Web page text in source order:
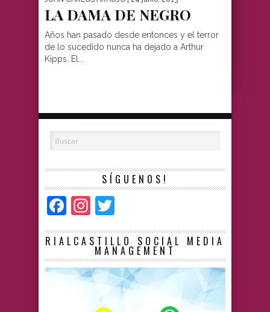
LA DAMA DE NEGRO
Años han pasado desde entonces y el terror
de lo sucedido nunca ha dejado a Arthur
Kipps. El...
SÍGUENOS!
Facebook
Instagram
RIALCASTILLO SOCIAL MEDIA
MANAGEMENT